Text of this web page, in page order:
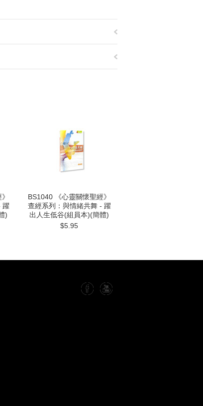
躍
)
BS1040 《心靈關懷聖經》
查經系列：與情緒共舞 - 躍
出人生低谷(組員本)(簡體)
$5.95